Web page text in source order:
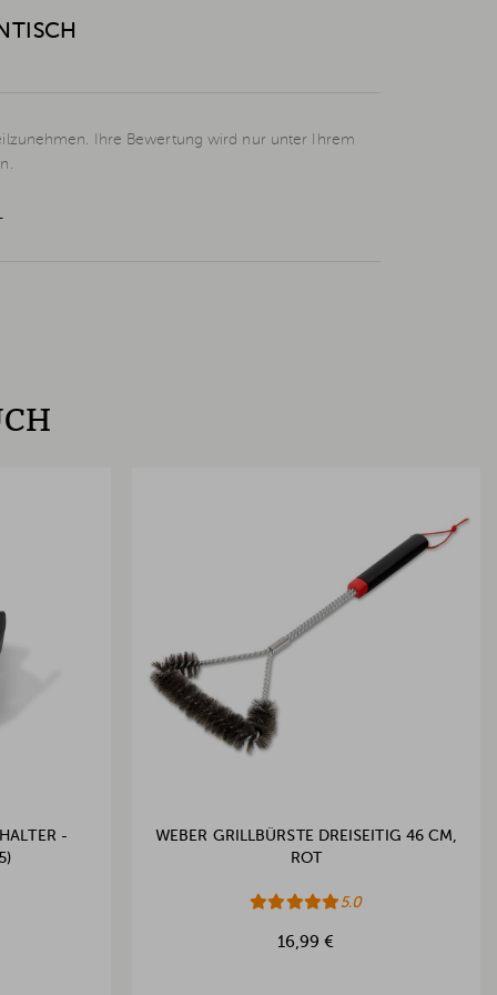
Ihre Bewertung wird nur unter Ihrem
-
WEBER GRILLBÜRSTE DREISEITIG 46 CM,
ROT
5.0
16,99 €